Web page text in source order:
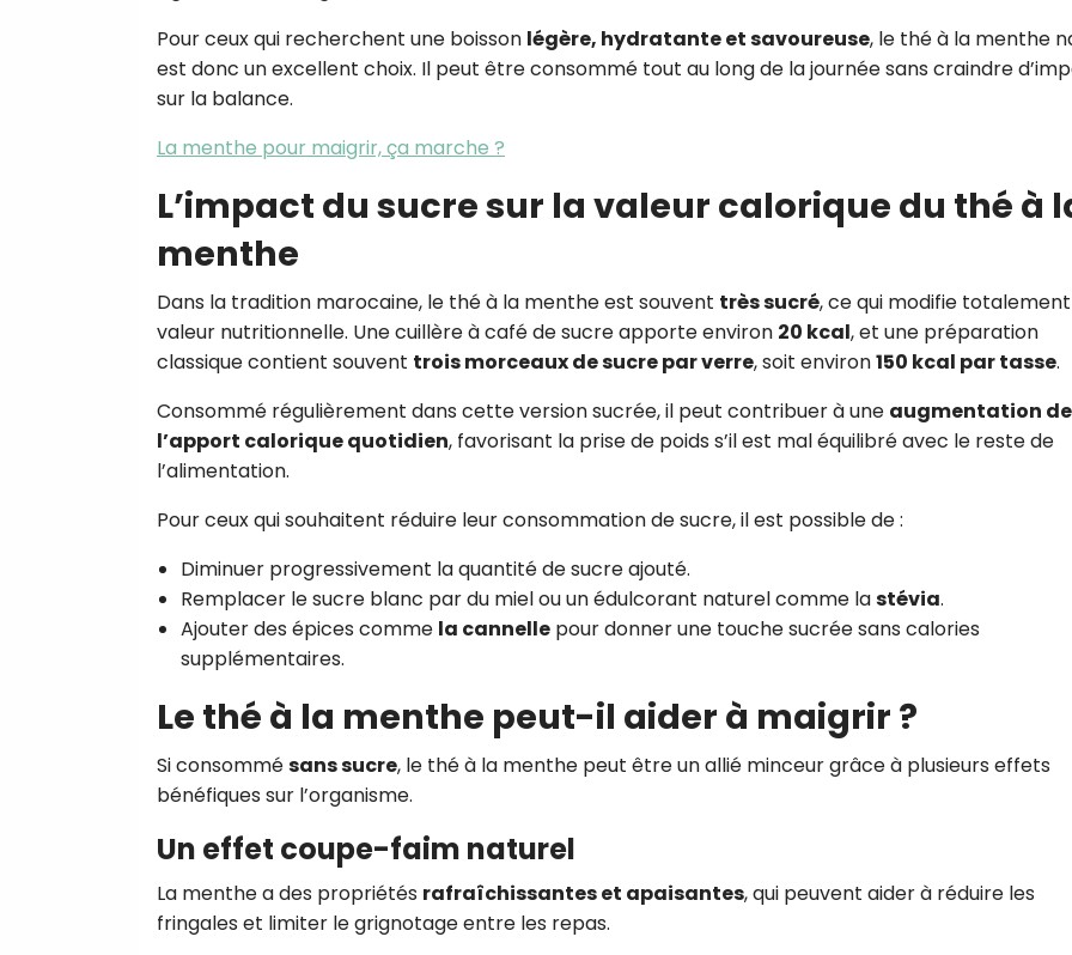
Pour ceux qui recherchent une boisson légère, hydratante et savoureuse, le thé à la menthe
est donc un excellent choix. Il peut être consommé tout au long de la journée sans craindre
sur la balance.
La menthe pour maigrir, ça marche ?
L’impact du sucre sur la valeur calorique du thé à
menthe
Dans la tradition marocaine, le thé à la menthe est souvent très sucré, ce qui modifie
valeur nutritionnelle. Une cuillère à café de sucre apporte environ 20 kcal, et une préparation
classique contient souvent trois morceaux de sucre par verre, soit environ150 kcal par tasse.
Consommé régulièrement dans cette version sucrée, il peut contribuer à une augmentation de
l’apport calorique quotidien, favorisant la prise de poids s’il est mal équilibré avec le reste de
l’alimentation.
Pour ceux qui souhaitent réduire leur consommation de sucre, il est possible de :
Diminuer progressivement la quantité de sucre ajouté.
Remplacer le sucre blanc par du miel ou un édulcorant naturel comme lastévia.
Ajouter des épices comme la cannelle pour donner une touche sucrée sans calories
supplémentaires.
Le thé à la menthe peut-il aider à maigrir ?
Si consommésans sucre, le thé à la menthe peut être un allié minceur grâce à plusieurs effets
bénéfiques sur l’organisme.
Un effet coupe-faim naturel
La menthe a des propriétés rafraîchissantes et apaisantes, qui peuvent aider à réduire les
fringales et limiter le grignotage entre les repas.